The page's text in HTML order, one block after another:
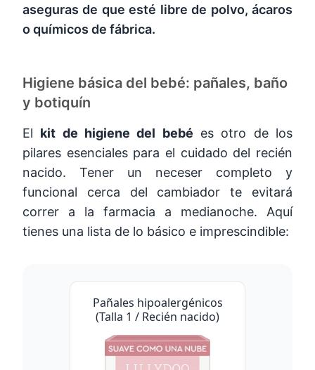
aseguras de que esté libre de polvo, ácaros
o químicos de fábrica.
Higiene básica del bebé: pañales, baño
y botiquín
El kit de higiene del bebé es otro de los
pilares esenciales para el cuidado del recién
nacido. Tener un neceser completo y
funcional cerca del cambiador te evitará
correr a la farmacia a medianoche. Aquí
tienes una lista de lo básico e imprescindible:
Pañales hipoalergénicos
(Talla 1 / Recién nacido)